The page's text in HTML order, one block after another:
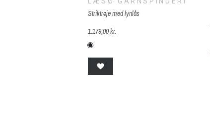
Striktrøje med lynlås
1.179,00 kr.
Læsø-mindtnat-blå